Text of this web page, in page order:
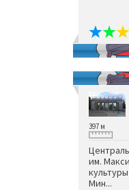
397 м
им.
Мин...